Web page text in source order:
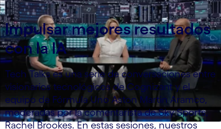
Impulsar mejores resultados
con la IA
Tech Talks es una serie de conversaciones entre
visionarios tecnológicos de Cognizant y el
equipo de Fórmula Uno Aston Martin Aramco,
moderadas por la comentarista de Sky Sports,
Rachel Brookes. En estas sesiones, nuestros